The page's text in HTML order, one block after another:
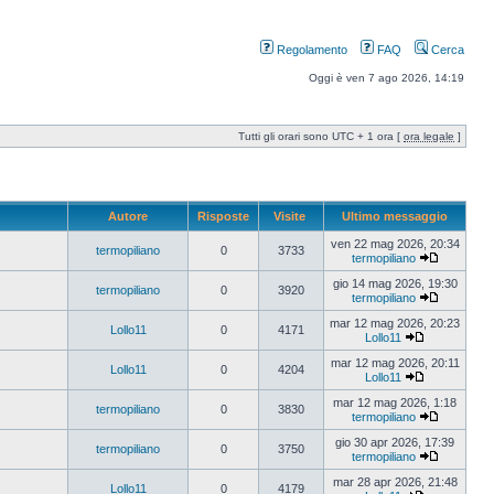
Regolamento FAQ Cerca
Oggi è ven 7 ago 2026, 14:19
Tutti gli orari sono UTC + 1 ora [ ora legale ]
Autore Risposte Visite Ultimo messaggio
termopiliano 0 3733
ven 22 mag 2026, 20:34
termopiliano
termopiliano 0 3920
gio 14 mag 2026, 19:30
termopiliano
Lollo11 0 4171
mar 12 mag 2026, 20:23
Lollo11
Lollo11 0 4204
mar 12 mag 2026, 20:11
Lollo11
termopiliano 0 3830
mar 12 mag 2026, 1:18
termopiliano
termopiliano 0 3750
gio 30 apr 2026, 17:39
termopiliano
Lollo11 0 4179
mar 28 apr 2026, 21:48